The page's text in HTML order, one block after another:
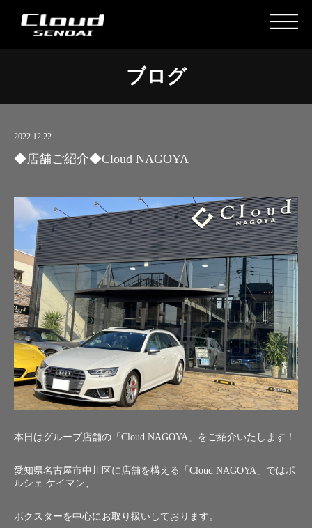
ブログ
2022.12.22
◆店舗ご紹介◆Cloud NAGOYA
本日はグループ店舗の「Cloud NAGOYA」をご紹介いたします！
愛知県名古屋市中川区に店舗を構える「Cloud NAGOYA」ではポ
ルシェ ケイマン、
ボクスターを中心にお取り扱いしております。